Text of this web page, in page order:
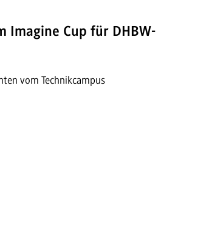
Imagine Cup für DHBW-
vom Technikcampus